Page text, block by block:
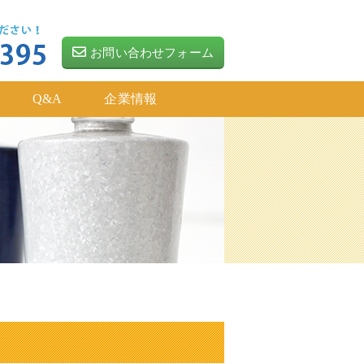
お問い合わせフォーム
Q&A 企業情報